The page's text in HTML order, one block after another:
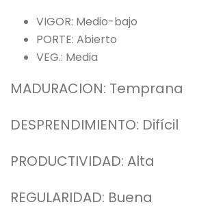
VIGOR: Medio-bajo
PORTE: Abierto
VEG.: Media
MADURACION: Temprana
DESPRENDIMIENTO: Difícil
PRODUCTIVIDAD: Alta
REGULARIDAD: Buena